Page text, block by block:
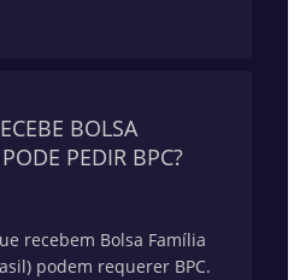
BOLSA
PEDIR BPC?
recebem Bolsa Família
podem requerer BPC.